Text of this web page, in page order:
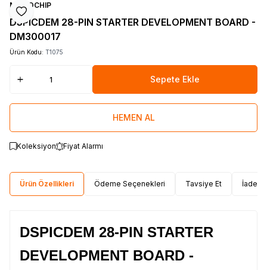
Favoriye Ekle
MICROCHIP
DSPICDEM 28-PIN STARTER DEVELOPMENT BOARD -
DM300017
Ürün Kodu: T1075
Sepete Ekle
HEMEN AL
Koleksiyon Fiyat Alarmı
Ürün Özellikleri Ödeme Seçenekleri Tavsiye Et İade
DSPICDEM 28-PIN STARTER
DEVELOPMENT BOARD -